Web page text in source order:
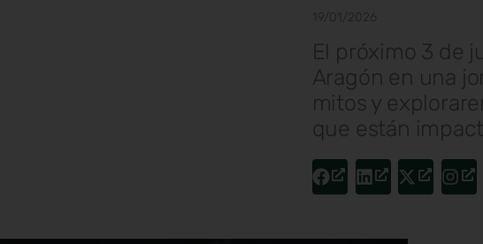
19/01/2026
El próximo 3 de
Aragón en una
mitos y
que están